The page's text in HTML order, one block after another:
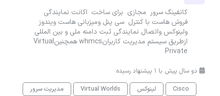
کانفینگ سرور مجازی برای ساخت اکانت نمایندگی
فروش هاست با کنترل سی پنل ومیزبانی هاست ویندوز
ولینوکس واتصال نمایندگی ثبت دامنه ملی و بین المللی
ازطریق سیستم مدیریت کاربرانwhmcs همچنینVirtual
Private
دو سال پیش با 1 پیشنهاد رسیده
Cisco
لینوکس Virtual Worlds مدیریت سرور